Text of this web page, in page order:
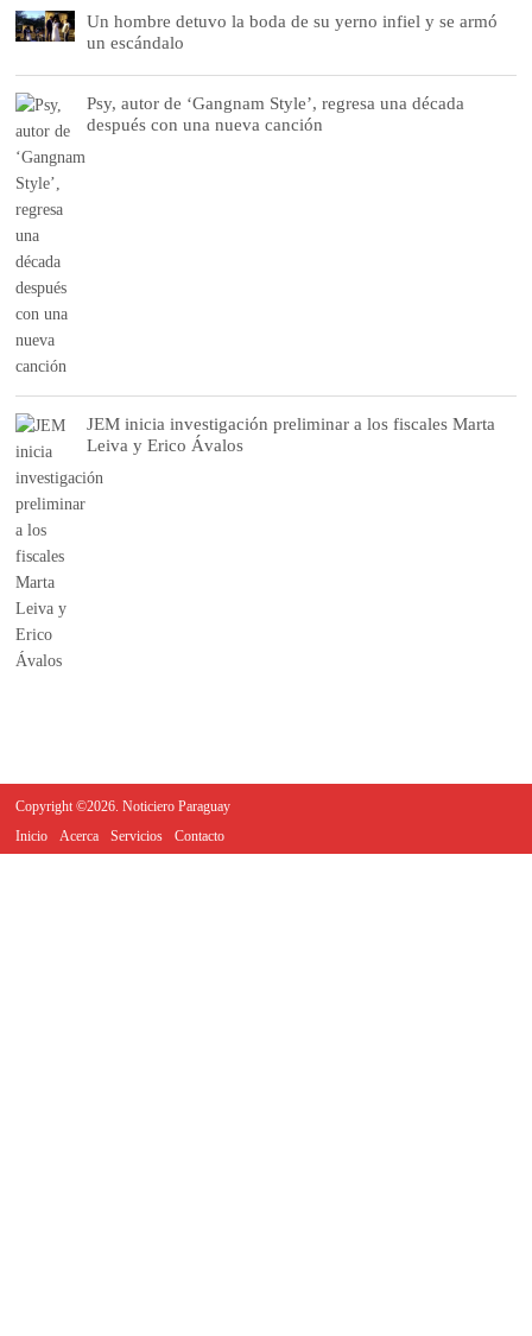
Un hombre detuvo la boda de su yerno infiel y se armó
un escándalo
Psy, autor de ‘Gangnam Style’, regresa una década
después con una nueva canción
JEM inicia investigación preliminar a los fiscales Marta
Leiva y Erico Ávalos
Copyright ©2026. Noticiero Paraguay
Inicio
Acerca Servicios Contacto